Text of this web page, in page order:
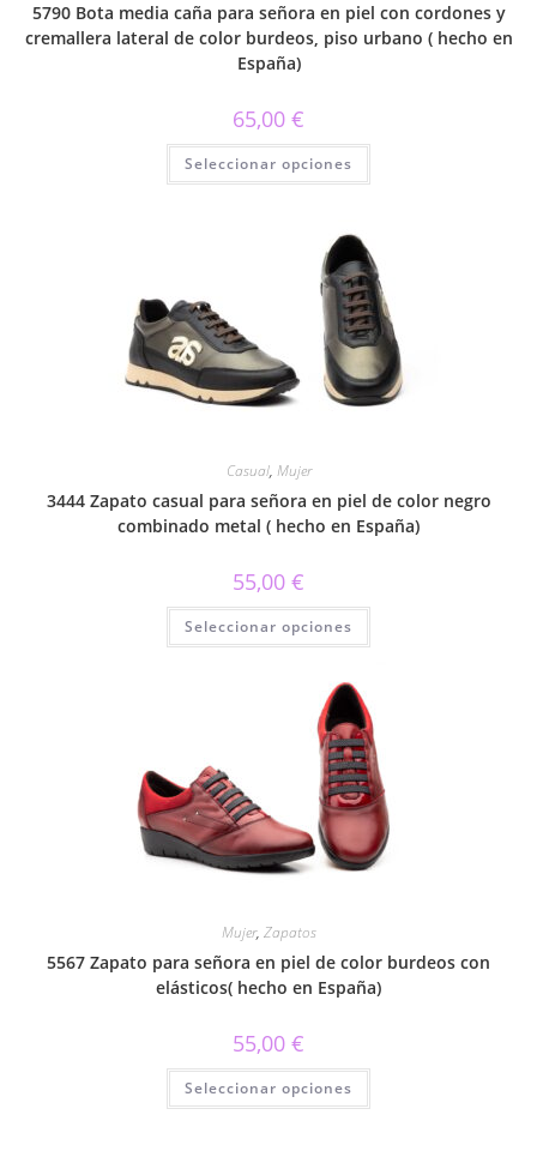
5790 Bota media caña para señora en piel con cordones y
cremallera lateral de color burdeos, piso urbano ( hecho en
España)
65,00 €
Seleccionar opciones
Este
tiene
opciones
se
pueden
elegir
en
la
página
de
producto
Casual, Mujer
3444 Zapato casual para señora en piel de color negro
combinado metal ( hecho en España)
55,00 €
Seleccionar opciones
Este
tiene
opciones
se
pueden
elegir
en
la
página
de
producto
Mujer, Zapatos
5567 Zapato para señora en piel de color burdeos con
elásticos( hecho en España)
55,00 €
Seleccionar opciones
Este
tiene